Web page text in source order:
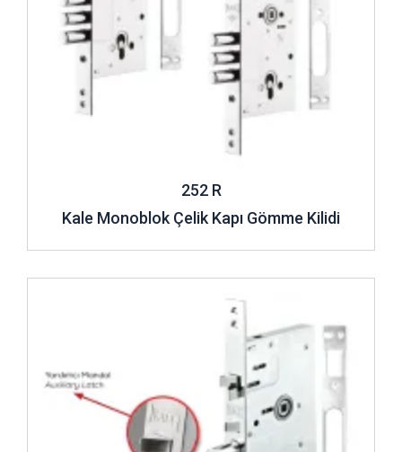
252 R
Kale Monoblok Çelik Kapı Gömme Kilidi